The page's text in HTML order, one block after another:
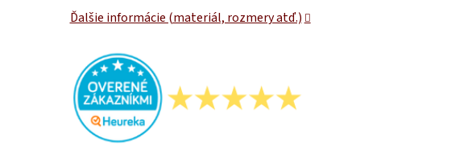
Ďalšie informácie (materiál, rozmery atď.)